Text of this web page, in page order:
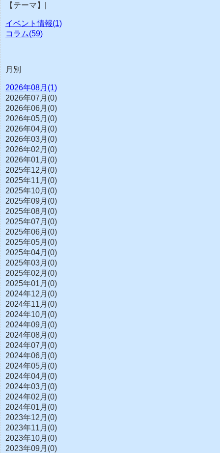
【テーマ】|
イベント情報(1)
コラム(59)
月別
2026年08月(1)
2026年07月(0)
2026年06月(0)
2026年05月(0)
2026年04月(0)
2026年03月(0)
2026年02月(0)
2026年01月(0)
2025年12月(0)
2025年11月(0)
2025年10月(0)
2025年09月(0)
2025年08月(0)
2025年07月(0)
2025年06月(0)
2025年05月(0)
2025年04月(0)
2025年03月(0)
2025年02月(0)
2025年01月(0)
2024年12月(0)
2024年11月(0)
2024年10月(0)
2024年09月(0)
2024年08月(0)
2024年07月(0)
2024年06月(0)
2024年05月(0)
2024年04月(0)
2024年03月(0)
2024年02月(0)
2024年01月(0)
2023年12月(0)
2023年11月(0)
2023年10月(0)
2023年09月(0)